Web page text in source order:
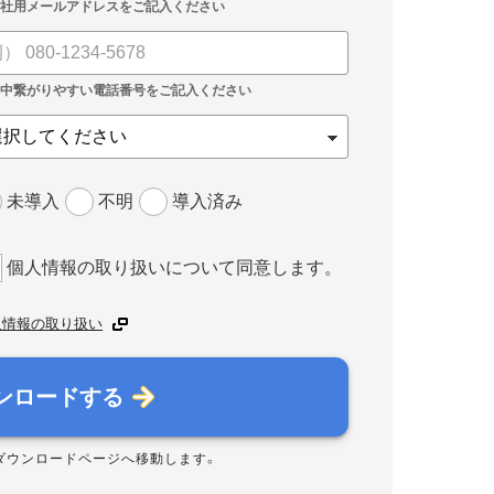
未導入 不明 導入済み
個人情報の取り扱いについて同意します。
報の取り扱い
ロードする
ウンロードページへ移動します。